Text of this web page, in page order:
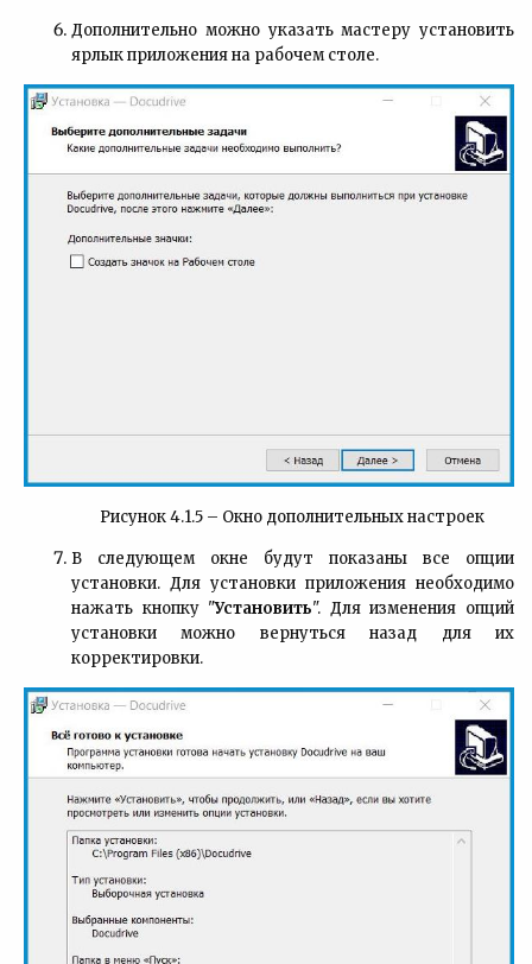
Дополнительно можно указать мастеру установить
ярлык приложения на рабочем столе.
Рисунок 4.1.5 – Окно дополнительных настроек
В следующем окне будут показаны все опции
установки. Для установки приложения необходимо
нажать кнопку "Установить". Для изменения опций
установки можно вернуться назад для их
корректировки.